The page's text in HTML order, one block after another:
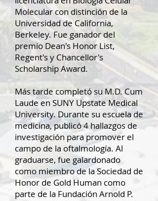
Molecular con distinción de la
Universidad de California,
Berkeley. Fue ganador del
premio Dean's Honor List,
Regent's y Chancellor's
Scholarship Award.
Más tarde completó su M.D. Cum
Laude en SUNY Upstate Medical
University. Durante su escuela de
medicina, publicó 4 hallazgos de
investigación para promover el
campo de la oftalmología. Al
graduarse, fue galardonado
como miembro de la Sociedad de
Honor de Gold Human como
parte de la Fundación Arnold P.